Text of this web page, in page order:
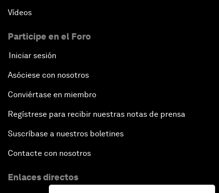
Vídeos
Participe en el Foro
Iniciar sesión
Asóciese con nosotros
Conviértase en miembro
Regístrese para recibir nuestras notas de prensa
Suscríbase a nuestros boletines
Contacte con nosotros
Enlaces directos